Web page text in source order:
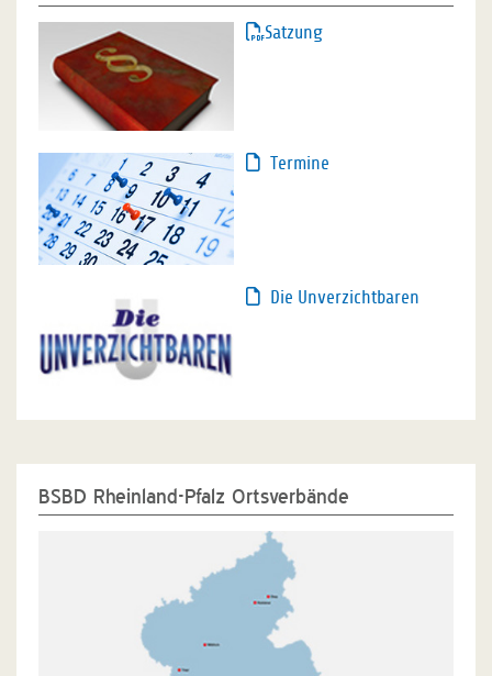
Satzung
Termine
Die Unverzichtbaren
BSBD Rheinland-Pfalz Ortsverbände